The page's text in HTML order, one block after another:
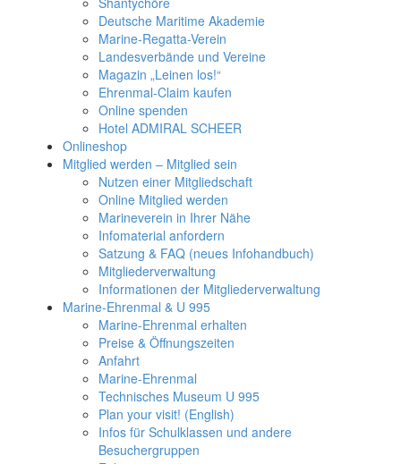
Deutsche Maritime Akademie
Marine-Regatta-Verein
Landesverbände und Vereine
Magazin „Leinen los!“
Ehrenmal-Claim kaufen
Online spenden
Hotel ADMIRAL SCHEER
Onlineshop
Mitglied werden – Mitglied sein
Nutzen einer Mitgliedschaft
Online Mitglied werden
Marineverein in Ihrer Nähe
Infomaterial anfordern
Satzung & FAQ (neues Infohandbuch)
Mitgliederverwaltung
Informationen der Mitgliederverwaltung
Marine-Ehrenmal & U 995
Marine-Ehrenmal erhalten
Preise & Öffnungszeiten
Anfahrt
Marine-Ehrenmal
Technisches Museum U 995
Plan your visit! (English)
Infos für Schulklassen und andere
Besuchergruppen